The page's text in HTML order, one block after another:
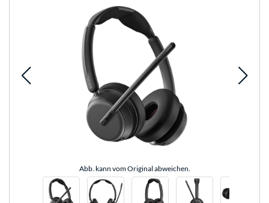
Abb. kann vom Original abweichen.